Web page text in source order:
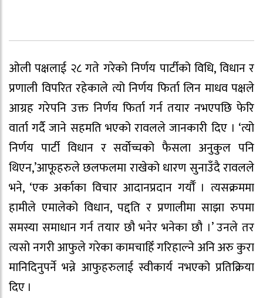
ओली पक्षलाई २८ गते गरेको निर्णय पार्टीको विधि, विधान र
प्रणाली विपरित रहेकाले त्यो निर्णय फिर्ता लिन माधव पक्षले
आग्रह गरेपनि उक्त निर्णय फिर्ता गर्न तयार नभएपछि फेरि
वार्ता गर्दै जाने सहमति भएको रावलले जानकारी दिए । ‘त्यो
निर्णय पार्टी विधान र सर्वोच्चको फैसला अनुकुल पनि
थिएन,’आफूहरुले छलफलमा राखेको धारण सुनाउँदै रावलले
भने, ‘एक अर्काका विचार आदानप्रदान गर्यौँ । त्यसक्रममा
हामीले एमालेको विधान, पद्दति र प्रणालीमा साझा रुपमा
समस्या समाधान गर्न तयार छौ भनेर भनेका छौ ।’ उनले तर
त्यसो नगरी आफुले गरेका कामचाहिँ गरिहाल्ने अनि अरु कुरा
मानिदिनुपर्ने भन्ने आफुहरुलाई स्वीकार्य नभएको प्रतिक्रिया
दिए ।